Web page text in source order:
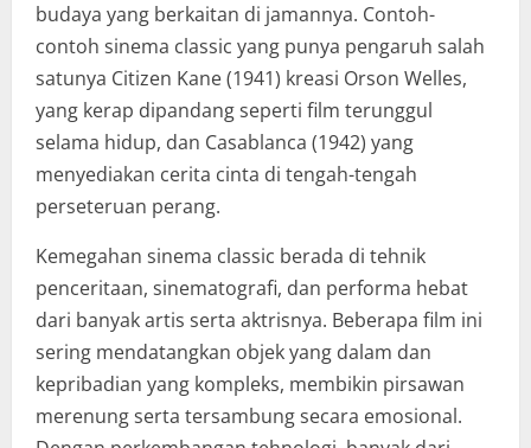
budaya yang berkaitan di jamannya. Contoh-
contoh sinema classic yang punya pengaruh salah
satunya Citizen Kane (1941) kreasi Orson Welles,
yang kerap dipandang seperti film terunggul
selama hidup, dan Casablanca (1942) yang
menyediakan cerita cinta di tengah-tengah
perseteruan perang.
Kemegahan sinema classic berada di tehnik
penceritaan, sinematografi, dan performa hebat
dari banyak artis serta aktrisnya. Beberapa film ini
sering mendatangkan objek yang dalam dan
kepribadian yang kompleks, membikin pirsawan
merenung serta tersambung secara emosional.